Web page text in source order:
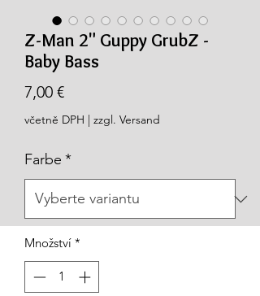
Z-Man 2" Guppy GrubZ -
Baby Bass
7,00 €Cena
včetně DPH | zzgl. Versand
Farbe *
Množství *